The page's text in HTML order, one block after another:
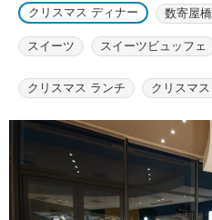
クリスマス ディナー 数寄屋
スイーツ スイーツビュッフェ
クリスマス ランチ クリスマ